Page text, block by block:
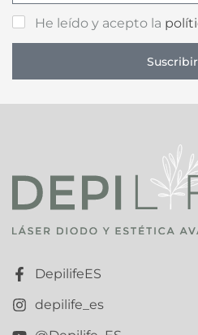
He leído y acepto la
DepilifeES
depilife_es